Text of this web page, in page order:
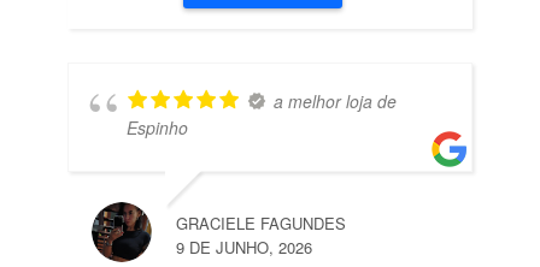
a melhor loja de
Espinho
GRACIELE FAGUNDES
9 DE JUNHO, 2026